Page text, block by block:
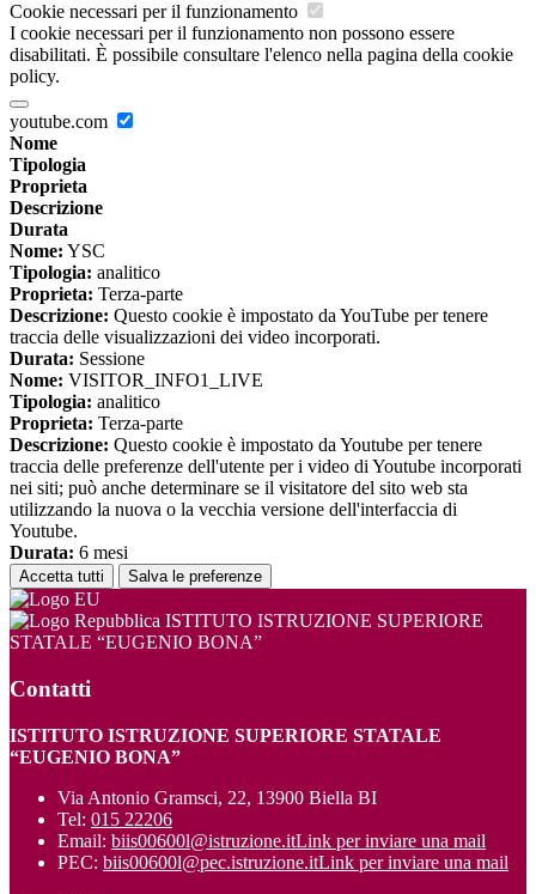
Cookie necessari per il funzionamento
I cookie necessari per il funzionamento non possono essere
disabilitati. È possibile consultare l'elenco nella pagina della cookie
policy.
youtube.com
Nome
Tipologia
Proprieta
Descrizione
Durata
Nome: YSC
Tipologia: analitico
Proprieta: Terza-parte
Descrizione: Questo cookie è impostato da YouTube per tenere
traccia delle visualizzazioni dei video incorporati.
Durata: Sessione
Nome: VISITOR_INFO1_LIVE
Tipologia: analitico
Proprieta: Terza-parte
Descrizione: Questo cookie è impostato da Youtube per tenere
traccia delle preferenze dell'utente per i video di Youtube incorporati
nei siti; può anche determinare se il visitatore del sito web sta
utilizzando la nuova o la vecchia versione dell'interfaccia di
Youtube.
Durata: 6 mesi
Accetta tutti Salva le preferenze
ISTITUTO ISTRUZIONE SUPERIORE
STATALE “EUGENIO BONA”
Contatti
ISTITUTO ISTRUZIONE SUPERIORE STATALE
“EUGENIO BONA”
Via Antonio Gramsci, 22, 13900 Biella BI
Tel: 015 22206
Email: biis00600l@istruzione.itLink per inviare una mail
PEC: biis00600l@pec.istruzione.itLink per inviare una mail